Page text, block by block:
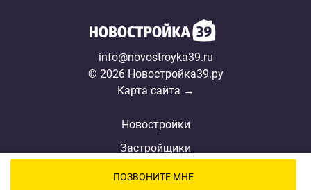
info@novostroyka39.ru
© 2026 Новостройка39.ру
Карта сайта →
Новостройки
Застройщики
Ипотека
ПОЗВОНИТЕ МНЕ